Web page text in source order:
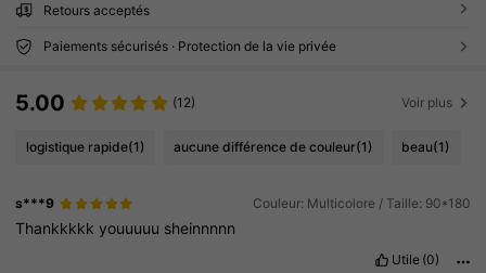
Retours acceptés
Paiements sécurisés · Protection de la vie privée
5.00 (12) Voir plus
logistique rapide(1) aucune différence de couleur(1) beau(1)
s***9 Couleur: Multicolore / Taille: 90*180
Thankkkkkyouuuuu sheinnnnn
Utile (0)